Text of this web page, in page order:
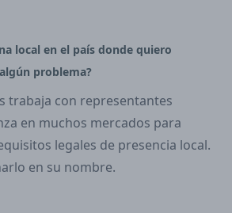
local en el país donde quiero
problema?
trabaja con representantes
en muchos mercados para
legales de presencia local.
en su nombre.